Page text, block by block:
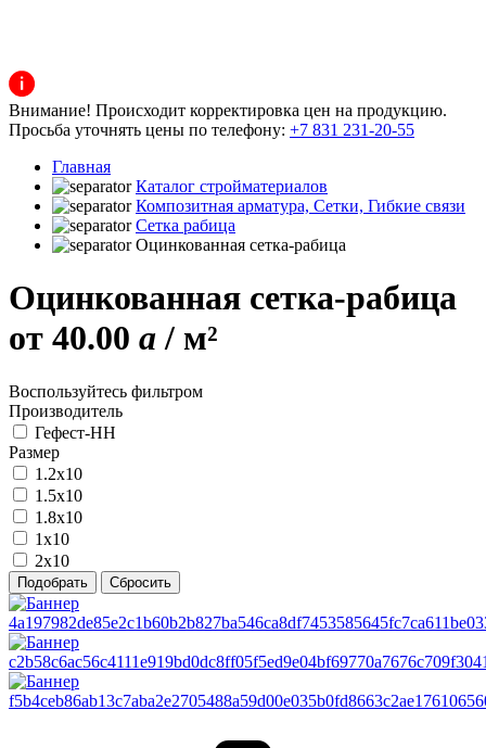
Внимание! Происходит корректировка цен на продукцию.
Просьба уточнять цены по телефону: +7 831 231-20-55
Главная
Каталог стройматериалов
Композитная арматура, Сетки, Гибкие связи
Cетка рабица
Оцинкованная сетка-рабица
Оцинкованная сетка-рабица
от 40.00 a/ м²
Воспользуйтесь фильтром
Производитель
Гефест-НН
Размер
1.2x10
1.5x10
1.8x10
1x10
2x10